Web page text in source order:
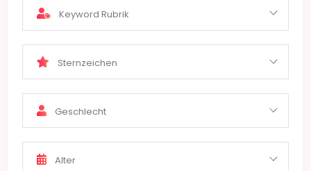
Keyword Rubrik
Sternzeichen
Geschlecht
Alter